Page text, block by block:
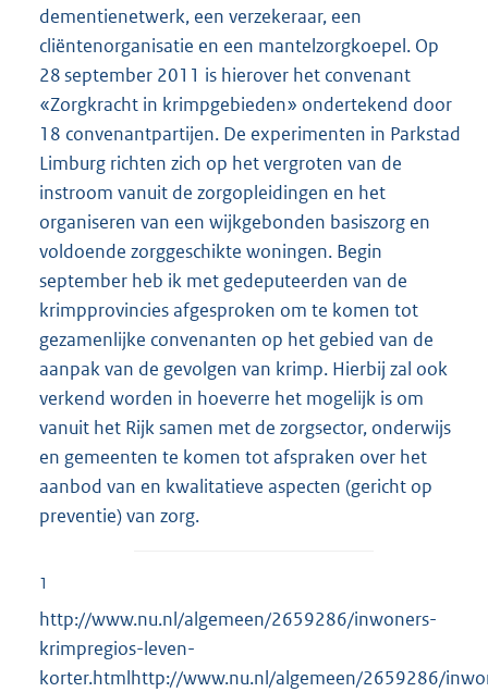
dementienetwerk, een verzekeraar, een
cliëntenorganisatie en een mantelzorgkoepel. Op
28 september 2011 is hierover het convenant
«Zorgkracht in krimpgebieden» ondertekend door
18 convenantpartijen. De experimenten in Parkstad
Limburg richten zich op het vergroten van de
instroom vanuit de zorgopleidingen en het
organiseren van een wijkgebonden basiszorg en
voldoende zorggeschikte woningen. Begin
september heb ik met gedeputeerden van de
krimpprovincies afgesproken om te komen tot
gezamenlijke convenanten op het gebied van de
aanpak van de gevolgen van krimp. Hierbij zal ook
verkend worden in hoeverre het mogelijk is om
vanuit het Rijk samen met de zorgsector, onderwijs
en gemeenten te komen tot afspraken over het
aanbod van en kwalitatieve aspecten (gericht op
preventie) van zorg.
1
http://www.nu.nl/algemeen/2659286/inwoners-
krimpregios-leven-
korter.htmlhttp://www.nu.nl/algemeen/2659286/